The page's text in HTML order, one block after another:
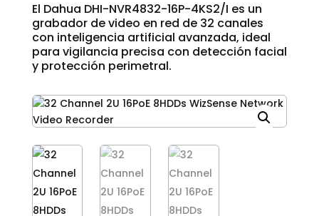
El Dahua DHI-NVR4832-16P-4KS2/I es un
grabador de video en red de 32 canales
con inteligencia artificial avanzada, ideal
para vigilancia precisa con detección facial
y protección perimetral.